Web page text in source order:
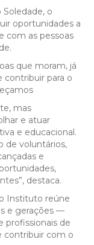
o
oportunidades a
com as pessoas
que moram, já
contribuir para o
mas
e atuar
e educacional.
de voluntários,
e
destaca.
Instituto reúne
e gerações —
profissionais de
contribuir com o